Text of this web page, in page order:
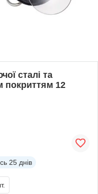
сталі та
покриттям 12
25 днів